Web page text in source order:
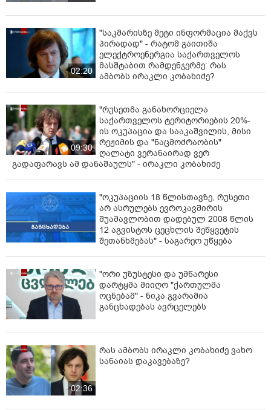
02:20
"საკმარისზე მეტი ინფორმაცია მაქვს
პირადად" - რატომ გაითიშა
ელექტროენერგია საქართველოს
მასშტაბით რამდენჯერმე: რას
ამბობს ირაკლი კობახიძე?
09:30
"რუსეთმა განახორციელა
საქართველოს ტერიტორიების 20%-
ის ოკუპაცია და სააკაშვილის, მისი
რეჟიმის და "ნაცმოძრაობის"
ღალატი ვერანაირად ვერ
გადაფარავს ამ დანაშაულს" - ირაკლი კობახიძე
"ოკუპაციის 18 წლისთავზე, რუსეთი
არ ასრულებს ევროკავშირის
შუამავლობით დადებულ 2008 წლის
12 აგვისტოს ცეცხლის შეწყვეტის
შეთანხმებას" - საგარეო უწყება
"ორი უზუსტესი და უმწარესი
დარტყმა მიიღო "ქართულმა
ოცნებამ" - ნიკა გვარამია
განცხადებას ავრცელებს
02:36
რას ამბობს ირაკლი კობახიძე ვახო
სანაიას დაკავებაზე?